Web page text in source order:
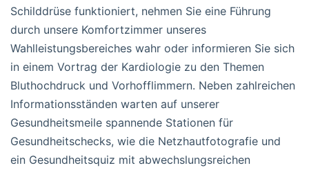
Schilddrüse funktioniert, nehmen Sie eine Führung
durch unsere Komfortzimmer unseres
Wahlleistungsbereiches wahr oder informieren Sie sich
in einem Vortrag der Kardiologie zu den Themen
Bluthochdruck und Vorhofflimmern. Neben zahlreichen
Informationsständen warten auf unserer
Gesundheitsmeile spannende Stationen für
Gesundheitschecks, wie die Netzhautfotografie und
ein Gesundheitsquiz mit abwechslungsreichen